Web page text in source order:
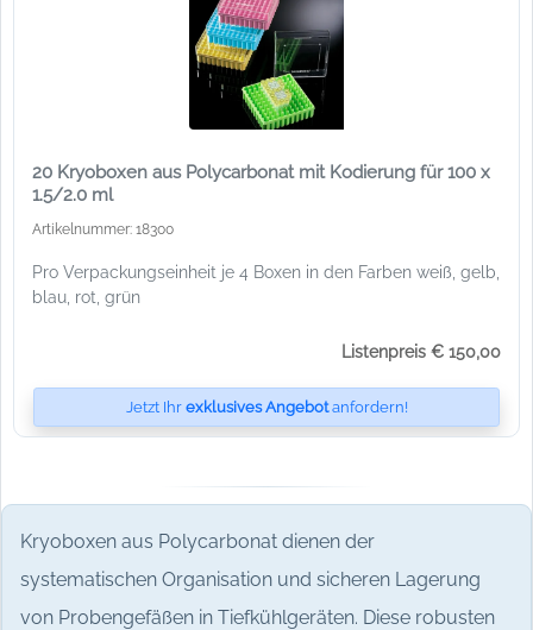
Kryoboxen aus Polycarbonat dienen der
systematischen Organisation und sicheren Lagerung
von Probengefäßen in Tiefkühlgeräten. Diese robusten
20 Kryoboxen aus Polycarbonat mit Kodierung für 100 x
1.5/2.0 ml
Artikelnummer: 18300
Pro Verpackungseinheit je 4 Boxen in den Farben weiß, gelb,
blau, rot, grün
Listenpreis € 150,00
Jetzt Ihr exklusives Angebotanfordern!